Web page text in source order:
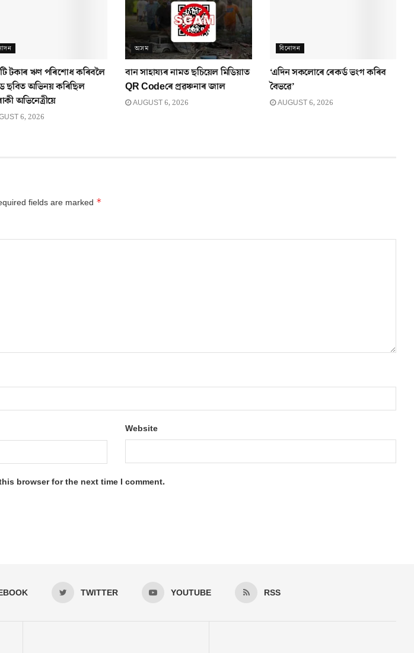
টকাৰ ঋণ পৰিশোধ কৰিবলৈ
ছবিত অভিনয় কৰিছিল
অভিনেত্ৰীয়ে
6, 2026
অসম
বান সাহায্যৰ নামত ছচিয়েল মিডিয়াত
QR Codeৰে প্ৰৱঞ্চনাৰ জাল
AUGUST 6, 2026
বিনোদন
‘এদিন সকলোৰে ৰেকৰ্ড ভংগ কৰিব
বৈভৱে’
AUGUST 6, 2026
fields are marked *
Website
browser for the next time I comment.
TWITTER YOUTUBE RSS